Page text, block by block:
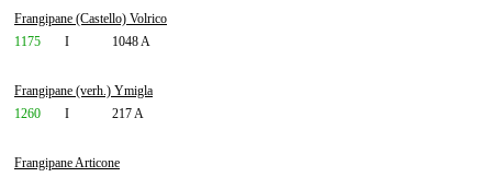
Frangipane (Castello) Volrico
1175
I 1048 A
Frangipane (verh.) Ymigla
1260
I 217 A
Frangipane Articone